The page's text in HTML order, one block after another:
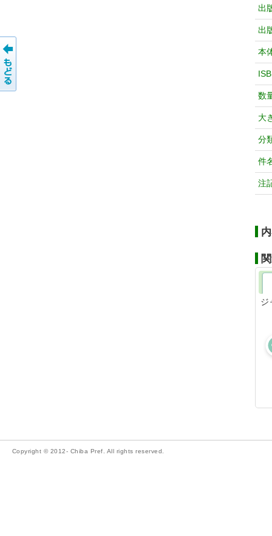
出
出
本
数
大
分
件
注
ジ
Copyright © 2012- Chiba Pref. All rights reserved.